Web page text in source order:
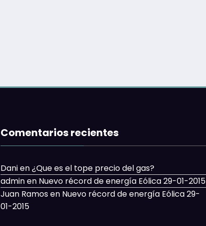
Comentarios recientes
Danien¿Que es el tope precio del gas?
adminen Nuevo récord de energía Eólica 29-01-2015
Juan Ramosen Nuevo récord de energía Eólica 29-
01-2015